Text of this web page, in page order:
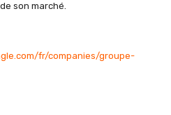
son marché.
fr/companies/groupe-